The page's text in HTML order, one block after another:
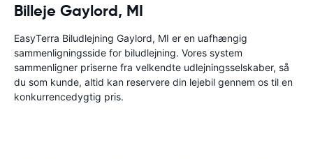
Billeje Gaylord, MI
EasyTerra Biludlejning Gaylord, MI er en uafhængig
sammenligningsside for biludlejning. Vores system
sammenligner priserne fra velkendte udlejningsselskaber, så
du som kunde, altid kan reservere din lejebil gennem os til en
konkurrencedygtig pris.